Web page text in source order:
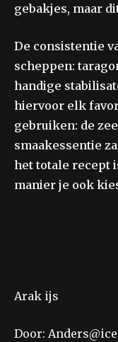
gebakjes, maar
De consistentie
scheppen:
handige
hiervoor elk
gebruiken: de
smaakessentie
het totale recept
manier je ook
Arak ijs
Door: